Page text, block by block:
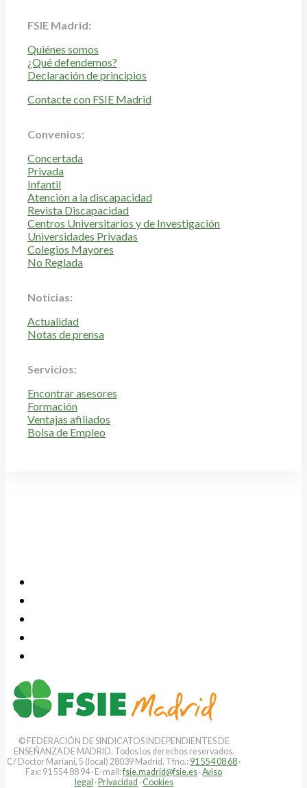
FSIE Madrid:
Quiénes somos
¿Qué defendemos?
Declaración de principios
Contacte con FSIE Madrid
Convenios:
Concertada
Privada
Infantil
Atención a la discapacidad
Revista Discapacidad
Centros Universitarios y de Investigación
Universidades Privadas
Colegios Mayores
No Reglada
Noticias:
Actualidad
Notas de prensa
Servicios:
Encontrar asesores
Formación
Ventajas afiliados
Bolsa de Empleo
© FEDERACIÓN DE SINDICATOS INDEPENDIENTES DE
ENSEÑANZA DE MADRID. Todos los derechos reservados.
C/ Doctor Mariani, 5 (local) 28039 Madrid. Tfno.: 91 554 08 68 ·
Fax: 91 554 88 94 · E-mail:fsie.madrid@fsie.es ·Aviso
legal ·Privacidad · Cookies